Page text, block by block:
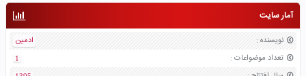
آمار سایت
نویسنده :
ادمین
تعداد موضواعات :
1